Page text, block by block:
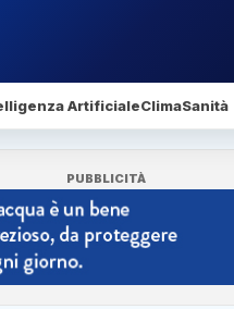
ArtificialeClimaSanità
PUBBLICITÀ